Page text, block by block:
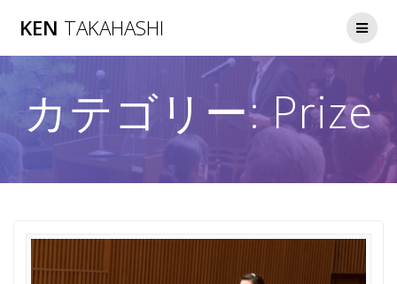
ツ
ス
キ
プ
KEN TAKAHASHI
カテゴリー:Prize